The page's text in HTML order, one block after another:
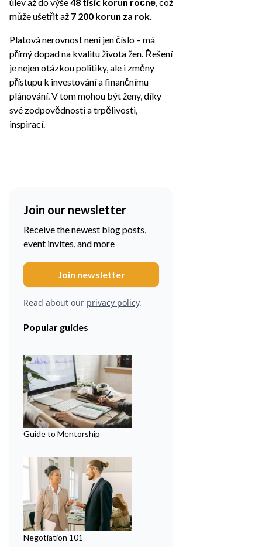
může ušetřit až 7 200 korun za rok.
Platová nerovnost není jen číslo – má
přímý dopad na kvalitu života žen. Řešení
je nejen otázkou politiky, ale i změny
přístupu k investování a finančnímu
plánování. V tom mohou být ženy, díky
své zodpovědnosti a trpělivosti,
inspirací.
Join our newsletter
Receive the newest blog posts,
event invites, and more
Read about our privacy policy.
Popular guides
Guide to Mentorship
Negotiation 101